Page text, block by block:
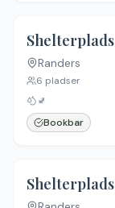
Ingen billeder
Randers
6 pladser
🚽
Bookbar